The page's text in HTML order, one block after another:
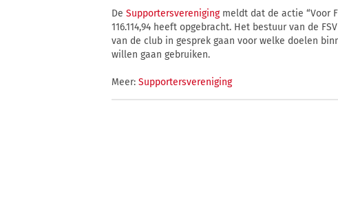
De Supportersverenigingmeldt dat de actie “Voor
116.114,94 heeft opgebracht. Het bestuur van de
van de club in gesprek gaan voor welke doelen
willen gaan gebruiken.
Meer: Supportersvereniging